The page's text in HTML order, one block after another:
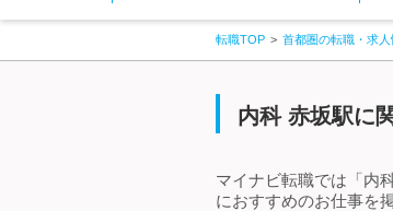
転職TOP 首都圏の転職・求
内科 赤坂駅に
マイナビ転職では「内
におすすめのお仕事を